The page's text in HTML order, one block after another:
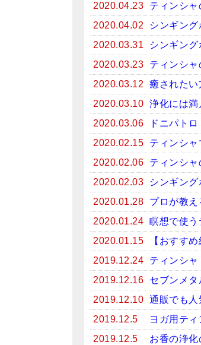
2020.04.23
ティンシ
2020.04.02
シンギン
2020.03.31
シンギン
2020.03.23
ティンシャ
2020.03.12
癒された
2020.03.10 浄化には満
2020.03.06
ドニパト
2020.02.15
ティンシャ
2020.02.06
ティンシ
2020.02.03
シンギン
2020.01.28
プロが教え
2020.01.24 瞑想で使う
2020.01.15
【おすす
2019.12.24
ティンシャ
2019.12.16
セブンメ
2019.12.10 通販でも人
2019.12.5
ヨガ用テ
2019.12.5
お香の浄